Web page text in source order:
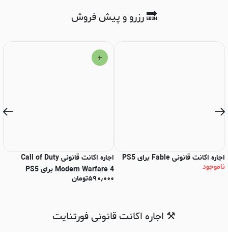
🔜 رزرو و پیش فروش
اجاره اکانت قانونی Fable برای PS5
ناموجود
اجاره اکانت قانونی Call of Duty
Modern Warfare 4 برای PS5
۵۹۰٫۰۰۰تومان
⚒️ اجاره اکانت قانونی فورتنایت